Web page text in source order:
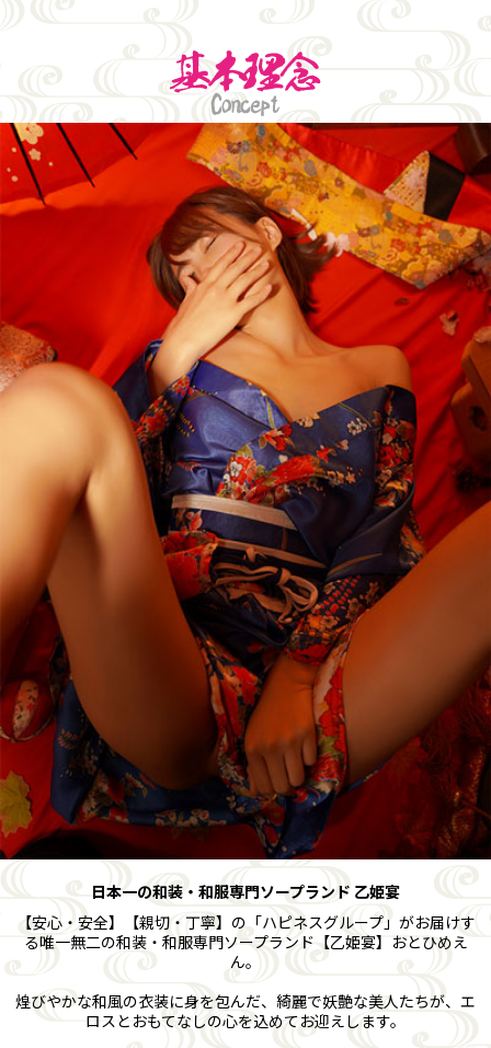
日本一の和装・和服専門ソープランド 乙姫宴
【安心・安全】【親切・丁寧】の「ハピネスグループ」がお届けす
る唯一無二の和装・和服専門ソープランド【乙姫宴】おとひめえ
ん。
煌びやかな和風の衣装に身を包んだ、綺麗で妖艶な美人たちが、エ
ロスとおもてなしの心を込めてお迎えします。